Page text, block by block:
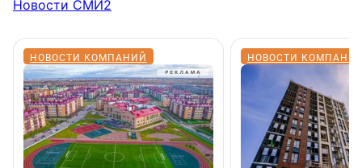
Новости СМИ2
НОВОСТИ КОМПАНИЙ НОВОСТИ